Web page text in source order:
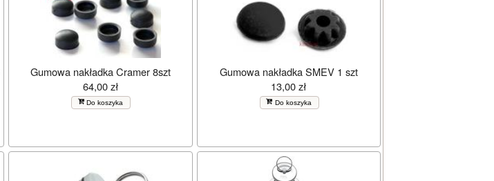
Gumowa nakładka Cramer 8szt
64,00 zł
Do koszyka
Gumowa nakładka SMEV 1 szt
13,00 zł
Do koszyka